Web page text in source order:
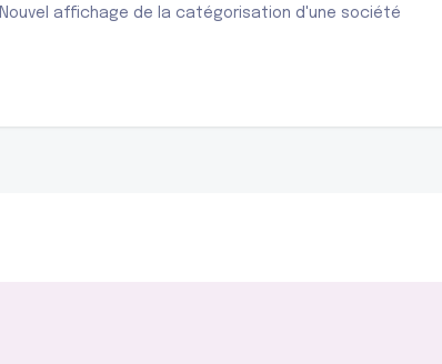
Nouvel affichage de la catégorisation d'une société